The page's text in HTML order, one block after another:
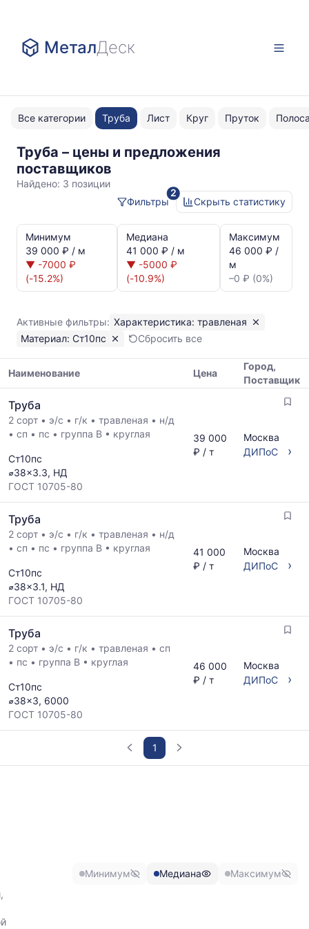
МеталДеск
Все категории Труба Лист Круг Пруток
Труба – цены и предложения
поставщиков
Найдено: 3 позиции
2
Фильтры
Скрыть статистику
динамика
цен:
Труба
травленая
Показаны
минимальная,
медианная
и
максимальная
данным
прайс-
листов
поставщиков
за
последний
рассчитывается
по
актуальным
и
обновляется
по
мере
обновления
прайс-
листов.
Минимум
39 000 ₽ / м
▼ -7000 ₽
(-15.2%)
Медиана
41 000 ₽ / м
▼ -5000 ₽
(-10.9%)
Максимум
46 000 ₽ /
м
–0 ₽ (0%)
Активные фильтры: Характеристика: травленая
Материал: Ст10пс
Сбросить все
цен
на
металлопрокат
указанием
ГОСТ,
размеров
и
поставщиков
по
запросу
Наименование Цена
Город,
Поставщик
Труба
2 сорт • э/с • г/к • травленая • н/д
• сп • пс • группа В • круглая
Ст10пс
⌀38x3.3, НД
ГОСТ 10705-80
39 000
₽ / т
Москва
ДИПоС
›
Труба
2 сорт • э/с • г/к • травленая • н/д
• сп • пс • группа В • круглая
Ст10пс
⌀38x3.1, НД
ГОСТ 10705-80
41 000
₽ / т
Москва
ДИПоС
›
Труба
2 сорт • э/с • г/к • травленая • сп
• пс • группа В • круглая
Ст10пс
⌀38x3, 6000
ГОСТ 10705-80
46 000
₽ / т
Москва
ДИПоС
›
1
Минимум Медиана Максимум